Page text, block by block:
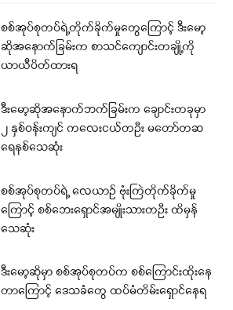
စစ်အုပ်စုတပ်ရဲ့တိုက်ခိုက်မှုတွေကြောင့် ဒီးမော့
ဆိုအနောက်ခြမ်းက စာသင်ကျောင်းတချို့ကို
ယာယီပိတ်ထားရ
ဒီးမော့ဆိုအနောက်ဘက်ခြမ်းက ချောင်းတခုမှာ
၂ နှစ်ဝန်းကျင် ကလေးငယ်တဦး မတော်တဆ
ရေနစ်သေဆုံး
စစ်အုပ်စုတပ်ရဲ့ လေယာဉ် ဗုံးကြဲတိုက်ခိုက်မှု
ကြောင့် စစ်ဘေးရှောင်အမျိုးသားတဦး ထိမှန်
သေဆုံး
ဒီးမော့ဆိုမှာ စစ်အုပ်စုတပ်က စစ်ကြောင်းထိုးနေ
တာကြောင့် ဒေသခံတွေ ထပ်မံတိမ်းရှောင်နေရ